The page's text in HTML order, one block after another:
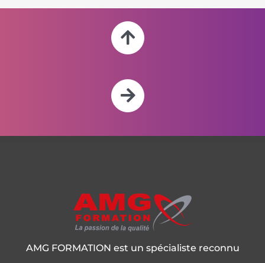
AMG FORMATION est un spécialiste reconnu